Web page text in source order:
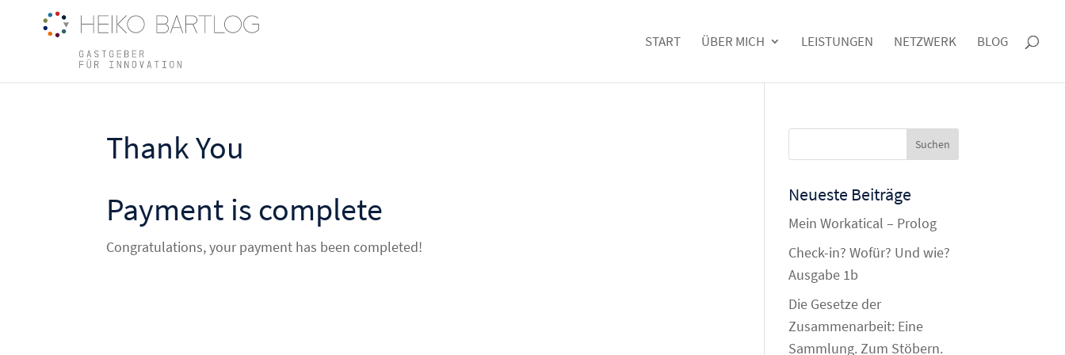
START ÜBER MICH LEISTUNGEN NETZWERK BLOG
Thank You
Payment is complete
Congratulations, your payment has been completed!
Neueste Beiträge
Mein Workatical – Prolog
Check-in? Wofür? Und wie?
Ausgabe 1b
Die Gesetze der
Zusammenarbeit: Eine
Sammlung. Zum Stöbern.